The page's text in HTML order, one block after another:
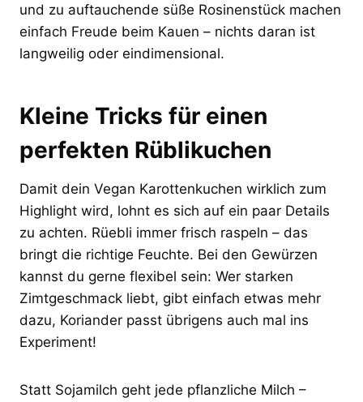
und zu auftauchende süße Rosinenstück machen
einfach Freude beim Kauen – nichts daran ist
langweilig oder eindimensional.
Kleine Tricks für einen
perfekten Rüblikuchen
Damit dein Vegan Karottenkuchen wirklich zum
Highlight wird, lohnt es sich auf ein paar Details
zu achten. Rüebli immer frisch raspeln – das
bringt die richtige Feuchte. Bei den Gewürzen
kannst du gerne flexibel sein: Wer starken
Zimtgeschmack liebt, gibt einfach etwas mehr
dazu, Koriander passt übrigens auch mal ins
Experiment!
Statt Sojamilch geht jede pflanzliche Milch –